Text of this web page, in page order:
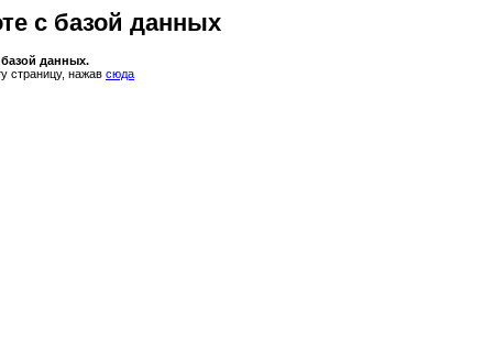
с базой данных
данных.
страницу, нажав сюда